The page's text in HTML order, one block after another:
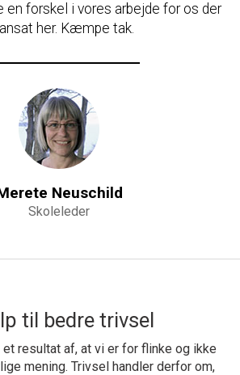
en forskel i vores arbejde for os der
her. Kæmpe tak.
Neuschild
Skoleleder
til bedre trivsel
resultat af, at vi er for flinke og ikke
mening. Trivsel handler derfor om,